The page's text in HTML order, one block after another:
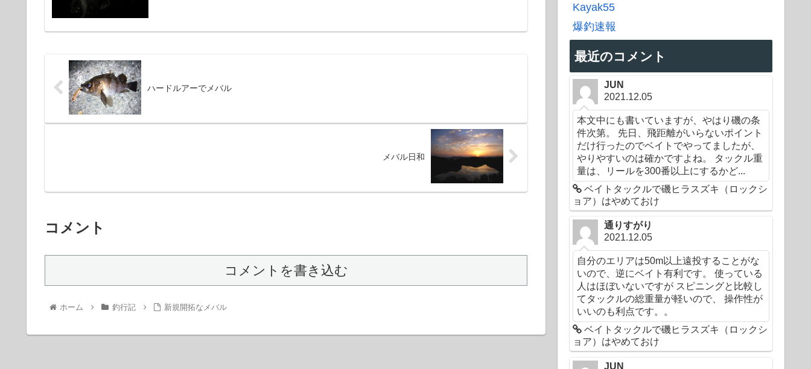
ハードルアーでメバル
メバル日和
コメント
コメントを書き込む
ホーム 釣行記 新規開拓なメバル
Kayak55
爆釣速報
最近のコメント
JUN
2021.12.05
本文中にも書いていますが、やはり磯の条
件次第。 先日、飛距離がいらないポイント
だけ行ったのでベイトでやってましたが、
やりやすいのは確かですよね。 タックル重
量は、リールを300番以上にするかど...
ベイトタックルで磯ヒラスズキ（ロックシ
ョア）はやめておけ
通りすがり
2021.12.05
自分のエリアは50m以上遠投することがな
いので、逆にベイト有利です。 使っている
人はほぼいないですが スピニングと比較し
てタックルの総重量が軽いので、 操作性が
いいのも利点です。。
ベイトタックルで磯ヒラスズキ（ロックシ
ョア）はやめておけ
JUN